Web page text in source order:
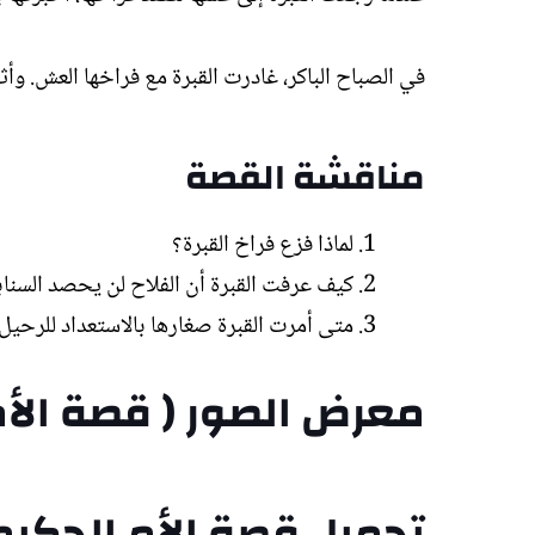
في الصباح الباكر، غادرت القبرة مع فراخها العش.
مناقشة القصة
لماذا فزع فراخ القبرة؟
كيف عرفت القبرة أن الفلاح لن يحصد
متى أمرت القبرة صغارها بالاستعداد
معرض الصور ( قصة